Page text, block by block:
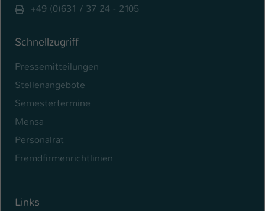
+49 (0)631 / 37 24 - 2105
Schnellzugriff
Pressemitteilungen
Stellenangebote
Semestertermine
Mensa
Personalrat
Fremdfirmenrichtlinien
Links